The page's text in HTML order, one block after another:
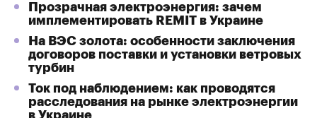
Прозрачная электроэнергия: зачем
имплементировать REMIT в Украине
На ВЭС золота: особенности заключения
договоров поставки и установки ветровых
турбин
Ток под наблюдением: как проводятся
расследования на рынке электроэнергии
в Украине